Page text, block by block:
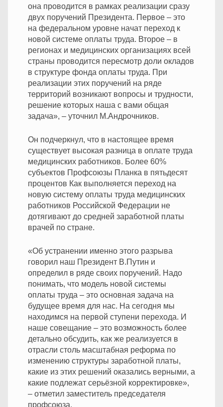
она проводится в рамках реализации сразу
двух поручений Президента. Первое – это
на федеральном уровне начат переход к
новой системе оплаты труда. Второе – в
регионах и медицинских организациях всей
страны проводится пересмотр доли окладов
в структуре фонда оплаты труда. При
реализации этих поручений на ряде
территорий возникают вопросы и трудности,
решение которых наша с вами общая
задача», – уточнил М.Андрочников.
Он подчеркнул, что в настоящее время
существует высокая разница в оплате труда
медицинских работников. Более 60%
субъектов Профсоюзы Планка в пятьдесят
процентов Как выполняется переход на
новую систему оплаты труда медицинских
работников Российской Федерации не
дотягивают до средней заработной платы
врачей по стране.
«Об устранении именно этого разрыва
говорил наш Президент В.Путин и
определил в ряде своих поручений. Надо
понимать, что модель новой системы
оплаты труда – это основная задача на
будущее время для нас. На сегодня мы
находимся на первой ступени перехода. И
наше совещание – это возможность более
детально обсудить, как же реализуется в
отрасли столь масштабная реформа по
изменению структуры заработной платы,
какие из этих решений оказались верными, а
какие подлежат серьёзной корректировке»,
– отметил заместитель председателя
профсоюза.